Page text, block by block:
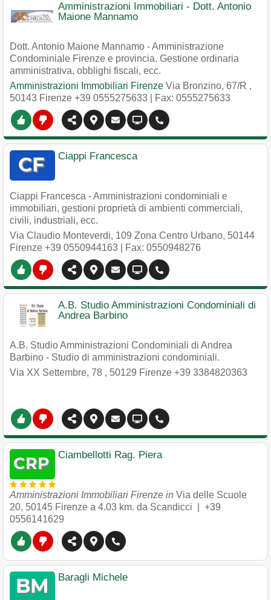
Amministrazioni Immobiliari - Dott. Antonio
Maione Mannamo
Dott. Antonio Maione Mannamo - Amministrazione
Condominiale Firenze e provincia. Gestione ordinaria
amministrativa, obblighi fiscali, ecc.
Amministrazioni Immobiliari Firenze Via Bronzino, 67/R ,
50143 Firenze +39 0555275633 | Fax: 0555275633
Ciappi Francesca
Ciappi Francesca - Amministrazioni condominiali e
immobiliari, gestioni proprietà di ambienti commerciali,
civili, industriali, ecc.
Via Claudio Monteverdi, 109 Zona Centro Urbano, 50144
Firenze +39 0550944163 | Fax: 0550948276
A.B. Studio Amministrazioni Condominiali di
Andrea Barbino
A.B. Studio Amministrazioni Condominiali di Andrea
Barbino - Studio di amministrazioni condominiali.
Via XX Settembre, 78 , 50129 Firenze +39 3384820363
Ciambellotti Rag. Piera
Amministrazioni Immobiliari Firenze in Via delle Scuole
20, 50145 Firenze a 4.03 km. da Scandicci | +39
0556141629
Baragli Michele